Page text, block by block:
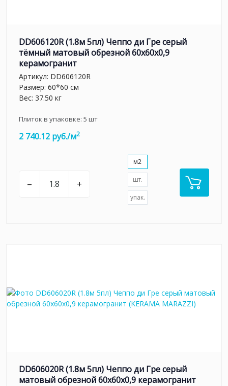
DD606120R (1.8м 5пл) Чеппо ди Гре серый
тёмный матовый обрезной 60x60x0,9
керамогранит
Артикул: DD606120R
Размер: 60*60 см
Вес: 37.50 кг
Плиток в упаковке: 5 шт
2 740.12 руб./м2
– +
м2
шт.
упак.
DD606020R (1.8м 5пл) Чеппо ди Гре серый
матовый обрезной 60x60x0,9 керамогранит